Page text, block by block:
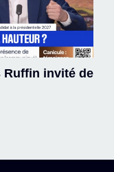
Ruffin invité de